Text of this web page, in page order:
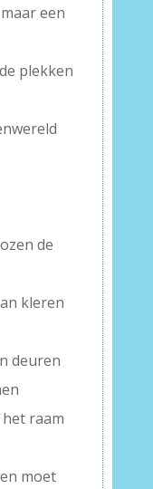
een
plekken
de
kleren
deuren
raam
moet